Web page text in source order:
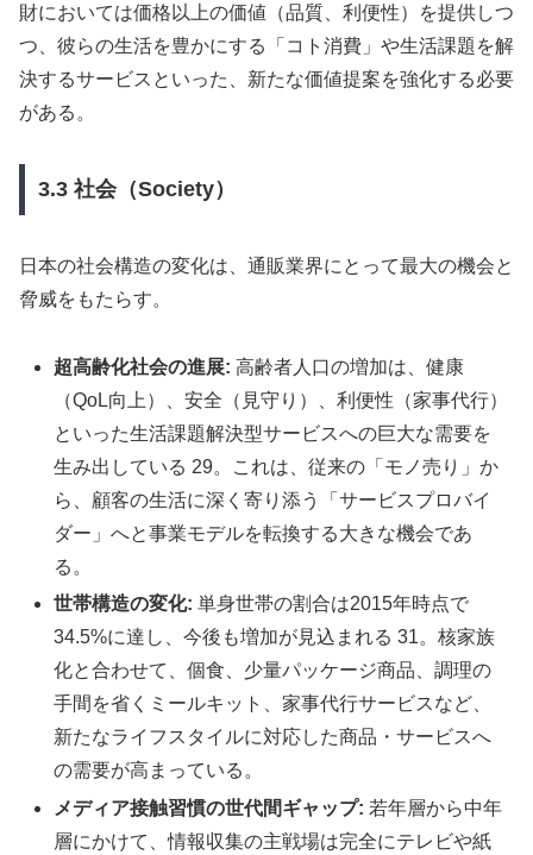
財においては価格以上の価値（品質、利便性）を提供しつ
つ、彼らの生活を豊かにする「コト消費」や生活課題を解
決するサービスといった、新たな価値提案を強化する必要
がある。
3.3 社会（Society）
日本の社会構造の変化は、通販業界にとって最大の機会と
脅威をもたらす。
超高齢化社会の進展: 高齢者人口の増加は、健康
（QoL向上）、安全（見守り）、利便性（家事代行）
といった生活課題解決型サービスへの巨大な需要を
生み出している 29。これは、従来の「モノ売り」か
ら、顧客の生活に深く寄り添う「サービスプロバイ
ダー」へと事業モデルを転換する大きな機会であ
る。
世帯構造の変化: 単身世帯の割合は2015年時点で
34.5%に達し、今後も増加が見込まれる 31。核家族
化と合わせて、個食、少量パッケージ商品、調理の
手間を省くミールキット、家事代行サービスなど、
新たなライフスタイルに対応した商品・サービスへ
の需要が高まっている。
メディア接触習慣の世代間ギャップ: 若年層から中年
層にかけて、情報収集の主戦場は完全にテレビや紙